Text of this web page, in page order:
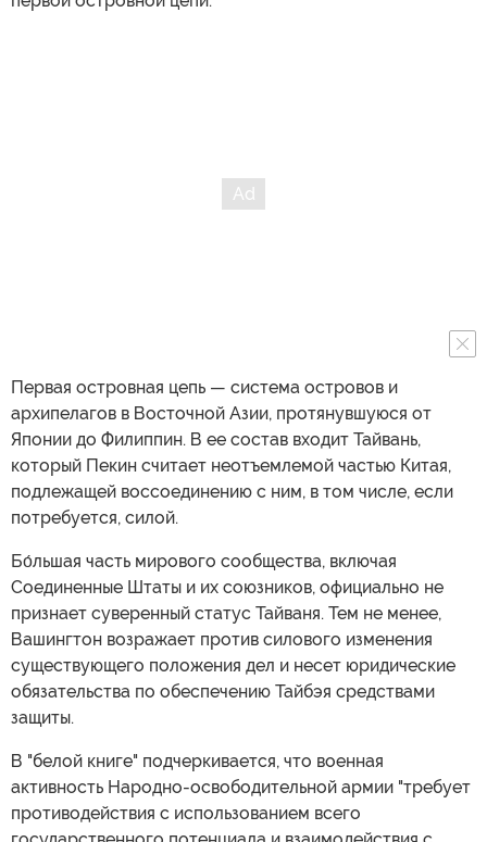
Первая островная цепь — система островов и
архипелагов в Восточной Азии, протянувшуюся от
Японии до Филиппин. В ее состав входит Тайвань,
который Пекин считает неотъемлемой частью Китая,
подлежащей воссоединению с ним, в том числе, если
потребуется, силой.
Бо́льшая часть мирового сообщества, включая
Соединенные Штаты и их союзников, официально не
признает суверенный статус Тайваня. Тем не менее,
Вашингтон возражает против силового изменения
существующего положения дел и несет юридические
обязательства по обеспечению Тайбэя средствами
защиты.
В "белой книге" подчеркивается, что военная
активность Народно-освободительной армии "требует
противодействия с использованием всего